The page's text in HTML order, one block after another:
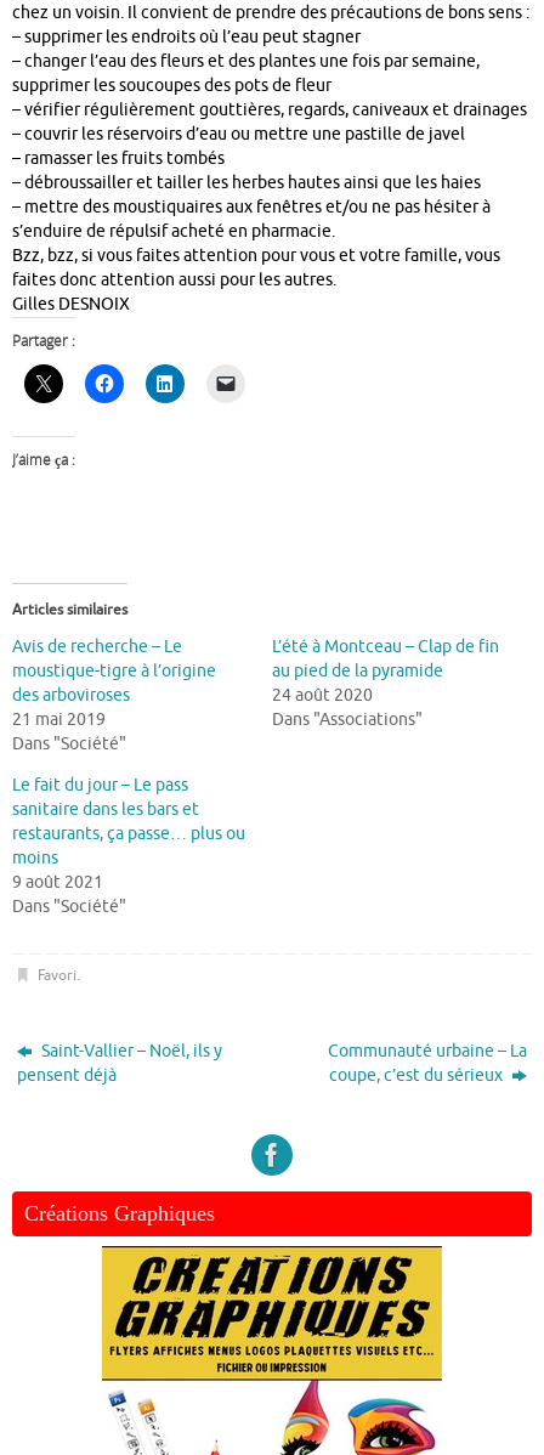
chez un voisin. Il convient de prendre des précautions de bons sens :
– supprimer les endroits où l’eau peut stagner
– changer l’eau des fleurs et des plantes une fois par semaine,
supprimer les soucoupes des pots de fleur
– vérifier régulièrement gouttières, regards, caniveaux et drainages
– couvrir les réservoirs d’eau ou mettre une pastille de javel
– ramasser les fruits tombés
– débroussailler et tailler les herbes hautes ainsi que les haies
– mettre des moustiquaires aux fenêtres et/ou ne pas hésiter à
s’enduire de répulsif acheté en pharmacie.
Bzz, bzz, si vous faites attention pour vous et votre famille, vous
faites donc attention aussi pour les autres.
Gilles DESNOIX
Partager :
J’aime ça :
Articles similaires
Avis de recherche – Le
moustique-tigre à l’origine
des arboviroses
21 mai 2019
Dans "Société"
L’été à Montceau – Clap de fin
au pied de la pyramide
24 août 2020
Dans "Associations"
Le fait du jour – Le pass
sanitaire dans les bars et
restaurants, ça passe… plus ou
moins
9 août 2021
Dans "Société"
Favori.
Saint-Vallier – Noël, ils y
pensent déjà
Communauté urbaine – La
coupe, c’est du sérieux
Créations Graphiques